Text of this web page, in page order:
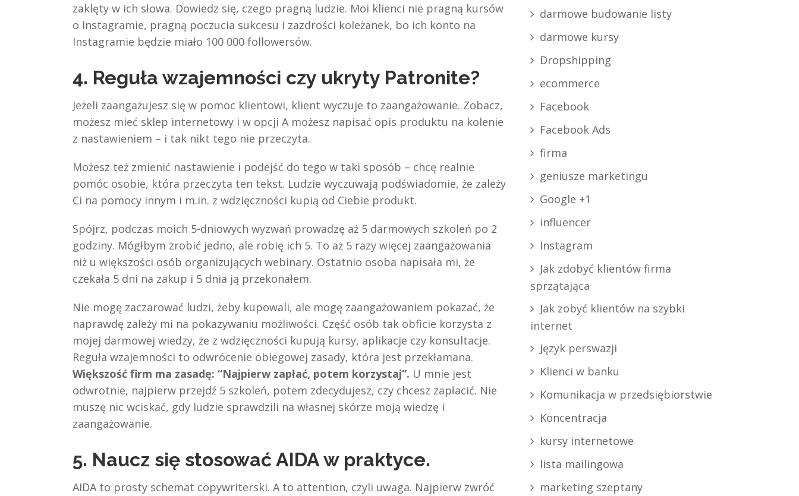
zaklęty w ich słowa. Dowiedz się, czego pragną ludzie. Moi klienci nie pragną kursów
o Instagramie, pragną poczucia sukcesu i zazdrości koleżanek, bo ich konto na
Instagramie będzie miało 100 000 followersów.
4. Reguła wzajemności czy ukryty Patronite?
Jeżeli zaangażujesz się w pomoc klientowi, klient wyczuje to zaangażowanie. Zobacz,
możesz mieć sklep internetowy i w opcji A możesz napisać opis produktu na kolenie
z nastawieniem – i tak nikt tego nie przeczyta.
Możesz też zmienić nastawienie i podejść do tego w taki sposób – chcę realnie
pomóc osobie, która przeczyta ten tekst. Ludzie wyczuwają podświadomie, że zależy
Ci na pomocy innym i m.in. z wdzięczności kupią od Ciebie produkt.
Spójrz, podczas moich 5-dniowych wyzwań prowadzę aż 5 darmowych szkoleń po 2
godziny. Mógłbym zrobić jedno, ale robię ich 5. To aż 5 razy więcej zaangażowania
niż u większości osób organizujących webinary. Ostatnio osoba napisała mi, że
czekała 5 dni na zakup i 5 dnia ją przekonałem.
Nie mogę zaczarować ludzi, żeby kupowali, ale mogę zaangażowaniem pokazać, że
naprawdę zależy mi na pokazywaniu możliwości. Część osób tak obficie korzysta z
mojej darmowej wiedzy, że z wdzięczności kupują kursy, aplikacje czy konsultacje.
Reguła wzajemności to odwrócenie obiegowej zasady, która jest przekłamana.
Większość firm ma zasadę: “Najpierw zapłać, potem korzystaj”. U mnie jest
odwrotnie, najpierw przejdź 5 szkoleń, potem zdecydujesz, czy chcesz zapłacić. Nie
muszę nic wciskać, gdy ludzie sprawdzili na własnej skórze moją wiedzę i
zaangażowanie.
5. Naucz się stosować AIDA w praktyce.
AIDA to prosty schemat copywriterski. A to attention, czyli uwaga. Najpierw zwróć
darmowe budowanie listy
darmowe kursy
Dropshipping
ecommerce
Facebook
Facebook Ads
firma
geniusze marketingu
Google +1
influencer
Instagram
Jak zdobyć klientów firma
sprzątająca
Jak zobyć klientów na szybki
internet
Język perswazji
Klienci w banku
Komunikacja w przedsiębiorstwie
Koncentracja
kursy internetowe
lista mailingowa
marketing szeptany